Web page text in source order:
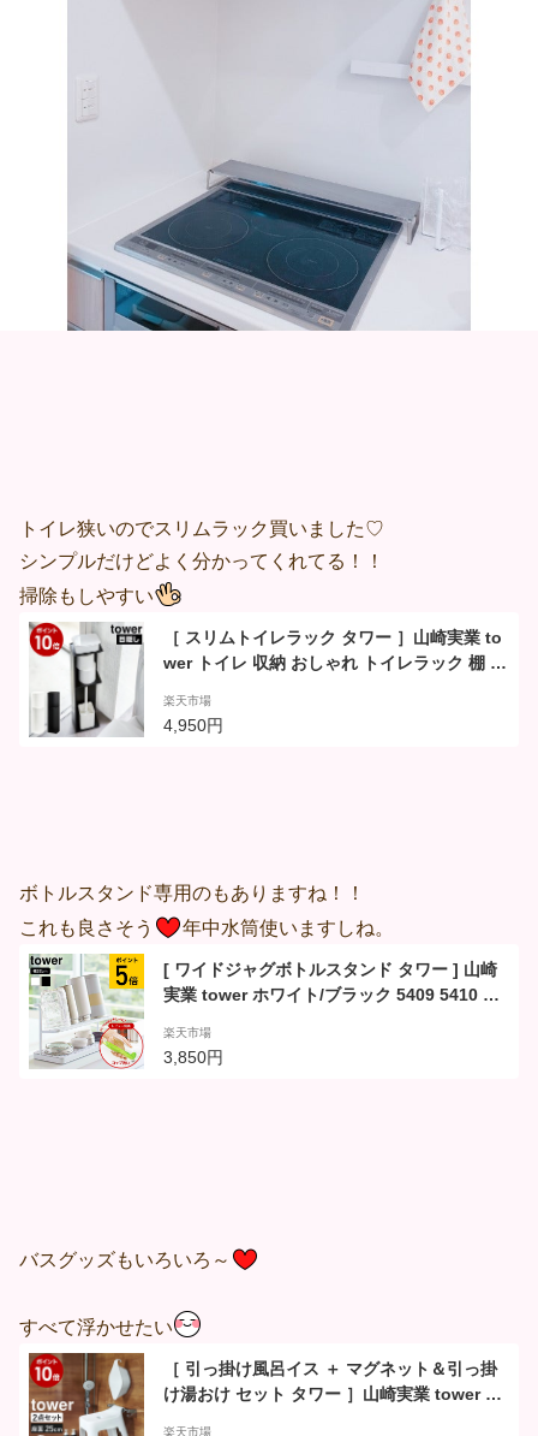
トイレ狭いのでスリムラック買いました♡
シンプルだけどよく分かってくれてる！！
掃除もしやすい
［ スリムトイレラック タワー ］山崎実業 to
wer トイレ 収納 おしゃれ トイレラック 棚 ト
クト シンプル 隙間収納 トイレットペーパー
ホルダー 北欧 掃除用具入れ 掃除道具 目隠し
楽天市場
4,950円
ボトルスタンド専用のもありますね！！
これも良さそう
年中水筒使いますしね。
[ ワイドジャグボトルスタンド タワー ] 山崎
実業 tower ホワイト/ブラック 5409 5410 水
無料 タワーシリーズ（あす楽）
楽天市場
3,850円
バスグッズもいろいろ～
すべて浮かせたい
［ 引っ掛け風呂イス ＋ マグネット＆引っ掛
け湯おけ セット タワー ］山崎実業 tower 風
楽天市場